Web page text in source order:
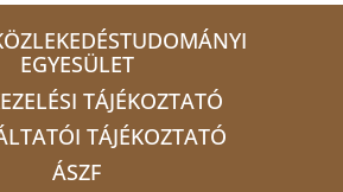
EGYESÜLET
TÁJÉKOZTATÓ
TÁJÉKOZTATÓ
ÁSZF